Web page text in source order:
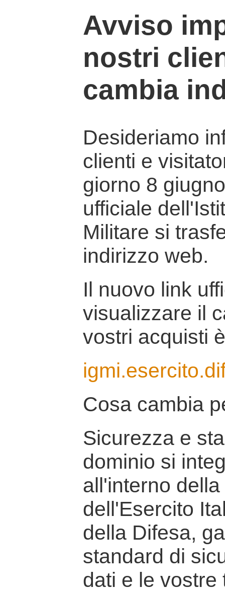
Avviso
nostri
cambia
Desideriamo
clienti e
giorno 8
ufficiale
Militare si
indirizzo web.
Il nuovo link
visualizzare il
vostri acquisti
Cosa cambia
Sicurezza e
dominio si
all'interno
dell'Esercito
della Difesa,
standard di
dati e le vostre